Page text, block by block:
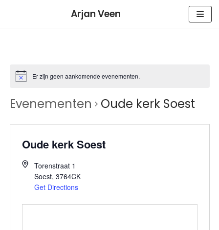
Arjan Veen
Er zijn geen aankomende evenementen.
Evenementen Oude kerk Soest
Oude kerk Soest
Torenstraat 1
Soest, 3764CK
Get Directions